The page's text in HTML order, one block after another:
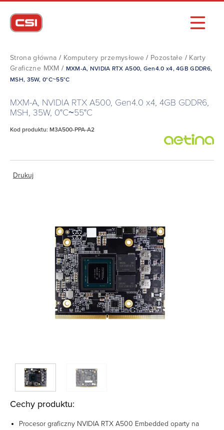
Strona główna / Komputery przemysłowe / Pozostałe / Karty
Graficzne MXM / MXM-A, NVIDIA RTX A500, Gen4.0 x4, 4GB GDDR6,
MSH, 35W, 0°C~55°C
MXM-A, NVIDIA RTX A500, Gen4.0 x4, 4GB GDDR6,
MSH, 35W, 0°C~55°C
Kod produktu: M3A500-PPA-A2
Drukuj
Cechy produktu:
Procesor graficzny NVIDIA RTX A500 Embedded oparty na